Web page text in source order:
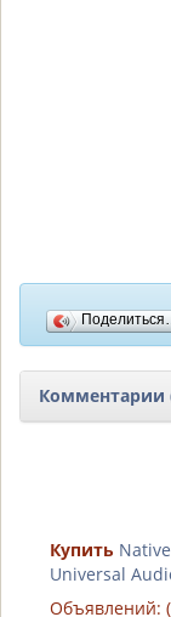
Комментарии
Купить
Universal
Объявлений: